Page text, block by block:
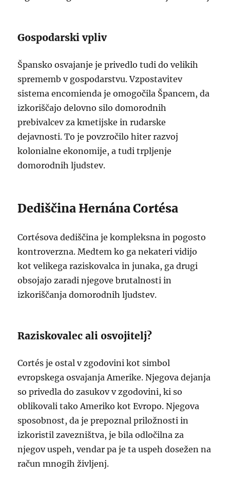
Gospodarski vpliv
Špansko osvajanje je privedlo tudi do velikih
sprememb v gospodarstvu. Vzpostavitev
sistema encomienda je omogočila Špancem, da
izkoriščajo delovno silo domorodnih
prebivalcev za kmetijske in rudarske
dejavnosti. To je povzročilo hiter razvoj
kolonialne ekonomije, a tudi trpljenje
domorodnih ljudstev.
Dediščina Hernána Cortésa
Cortésova dediščina je kompleksna in pogosto
kontroverzna. Medtem ko ga nekateri vidijo
kot velikega raziskovalca in junaka, ga drugi
obsojajo zaradi njegove brutalnosti in
izkoriščanja domorodnih ljudstev.
Raziskovalec ali osvojitelj?
Cortés je ostal v zgodovini kot simbol
evropskega osvajanja Amerike. Njegova dejanja
so privedla do zasukov v zgodovini, ki so
oblikovali tako Ameriko kot Evropo. Njegova
sposobnost, da je prepoznal priložnosti in
izkoristil zavezništva, je bila odločilna za
njegov uspeh, vendar pa je ta uspeh dosežen na
račun mnogih življenj.